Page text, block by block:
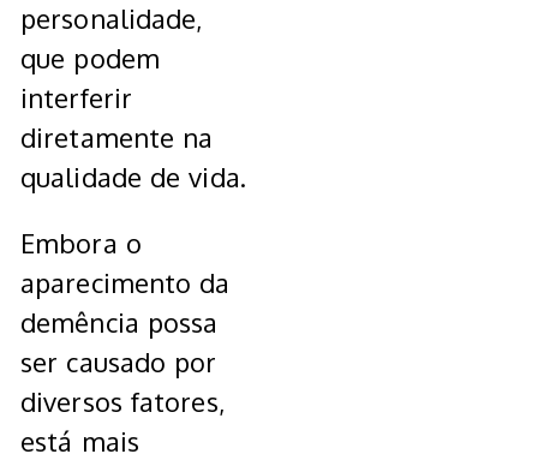
personalidade,
que podem
interferir
diretamente na
qualidade de vida.
Embora o
aparecimento da
demência possa
ser causado por
diversos fatores,
está mais